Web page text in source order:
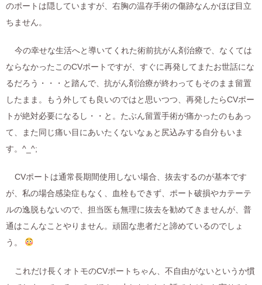
のポートは隠していますが、右胸の温存手術の傷跡なんかほぼ目立
ちません。
今の幸せな生活へと導いてくれた術前抗がん剤治療で、なくては
ならなかったこのCVポートですが、すぐに再発してまたお世話にな
るだろう・・・と踏んで、抗がん剤治療が終わってもそのまま留置
したまま。もう外しても良いのではと思いつつ、再発したらCVポー
トが絶対必要になるし・・と。たぶん留置手術が痛かったのもあっ
て、また同じ痛い目にあいたくないなぁと尻込みする自分もいま
す。^_^;
CVポートは通常長期間使用しない場合、抜去するのが基本です
が、私の場合感染症もなく、血栓もできず、ポート破損やカテーテ
ルの逸脱もないので、担当医も無理に抜去を勧めてきませんが、普
通はこんなことやりません。頑固な患者だと諦めているのでしょ
う。
これだけ長くオトモのCVポートちゃん、不自由がないというか慣